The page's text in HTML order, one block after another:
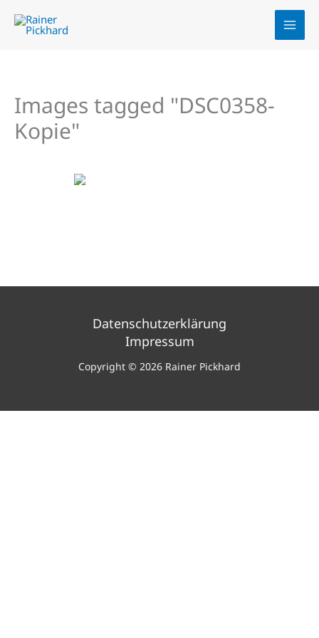
Inhalt
Images tagged "DSC0358-
Kopie"
Datenschutzerklärung
Impressum
Copyright © 2026 Rainer Pickhard